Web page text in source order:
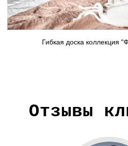
Гибкая доска
Отзывы